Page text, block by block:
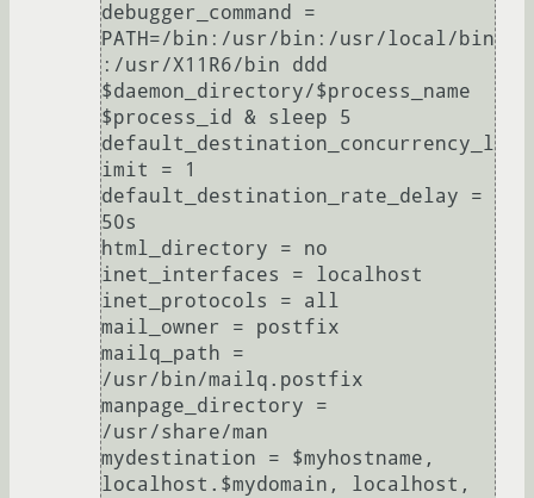
debugger_command =
PATH=/bin:/usr/bin:/usr/local/bin
:/usr/X11R6/bin ddd
$daemon_directory/$process_name
$process_id & sleep 5
default_destination_concurrency_l
imit = 1
default_destination_rate_delay =
50s
html_directory = no
inet_interfaces = localhost
inet_protocols = all
mail_owner = postfix
mailq_path =
/usr/bin/mailq.postfix
manpage_directory =
/usr/share/man
mydestination = $myhostname,
localhost.$mydomain, localhost,